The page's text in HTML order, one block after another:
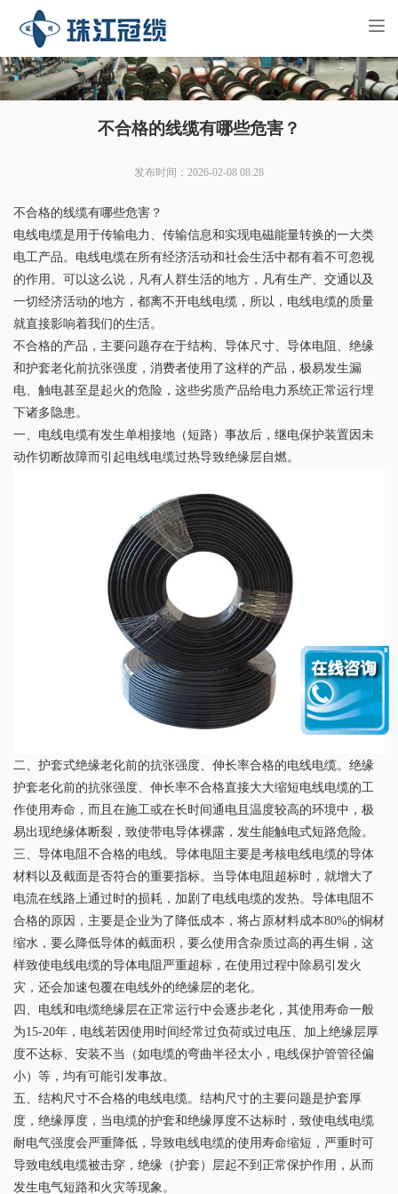
不合格的线缆有哪些危害？
发布时间：2026-02-08 08:28
不合格的线缆有哪些危害？
电线电缆是用于传输电力、传输信息和实现电磁能量转换的一大类
电工产品。电线电缆在所有经济活动和社会生活中都有着不可忽视
的作用。可以这么说，凡有人群生活的地方，凡有生产、交通以及
一切经济活动的地方，都离不开电线电缆，所以，电线电缆的质量
就直接影响着我们的生活。
不合格的产品，主要问题存在于结构、导体尺寸、导体电阻、绝缘
和护套老化前抗张强度，消费者使用了这样的产品，极易发生漏
电、触电甚至是起火的危险，这些劣质产品给电力系统正常运行埋
下诸多隐患。
一、电线电缆有发生单相接地（短路）事故后，继电保护装置因未
动作切断故障而引起电线电缆过热导致绝缘层自燃。
二、护套式绝缘老化前的抗张强度、伸长率合格的电线电缆。绝缘
护套老化前的抗张强度、伸长率不合格直接大大缩短电线电缆的工
作使用寿命，而且在施工或在长时间通电且温度较高的环境中，极
易出现绝缘体断裂，致使带电导体裸露，发生能触电式短路危险。
三、导体电阻不合格的电线。导体电阻主要是考核电线电缆的导体
材料以及截面是否符合的重要指标。当导体电阻超标时，就增大了
电流在线路上通过时的损耗，加剧了电线电缆的发热。导体电阻不
合格的原因，主要是企业为了降低成本，将占原材料成本80%的铜材
缩水，要么降低导体的截面积，要么使用含杂质过高的再生铜，这
样致使电线电缆的导体电阻严重超标，在使用过程中除易引发火
灾，还会加速包覆在电线外的绝缘层的老化。
四、电线和电缆绝缘层在正常运行中会逐步老化，其使用寿命一般
为15-20年，电线若因使用时间经常过负荷或过电压、加上绝缘层厚
度不达标、安装不当（如电缆的弯曲半径太小，电线保护管管径偏
小）等，均有可能引发事故。
五、结构尺寸不合格的电线电缆。结构尺寸的主要问题是护套厚
度，绝缘厚度，当电缆的护套和绝缘厚度不达标时，致使电线电缆
耐电气强度会严重降低，导致电线电缆的使用寿命缩短，严重时可
导致电线电缆被击穿，绝缘（护套）层起不到正常保护作用，从而
发生电气短路和火灾等现象。